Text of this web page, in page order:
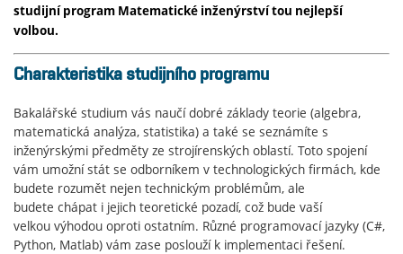
studijní program Matematické inženýrství tou nejlepší
volbou.
Charakteristika studijního programu
Bakalářské studium vás naučí dobré základy teorie (algebra,
matematická analýza, statistika) a také se seznámíte s
inženýrskými předměty ze strojírenských oblastí. Toto spojení
vám umožní stát se odborníkem v technologických firmách, kde
budete rozumět nejen technickým problémům, ale
budete chápat i jejich teoretické pozadí, což bude vaší
velkou výhodou oproti ostatním. Různé programovací jazyky (C#,
Python, Matlab) vám zase poslouží k implementaci řešení.